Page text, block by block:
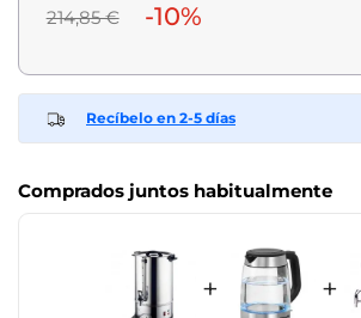
214,85 € -10%
Recíbelo en 2-5 días
Comprados juntos habitualmente
+ +